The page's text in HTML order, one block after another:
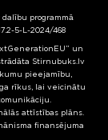
dalību programmā
5-L-2024/468
un
Stirnubuks.lv
pieejamību,
rīkus, lai veicinātu
attīstības plāns.
finansējuma